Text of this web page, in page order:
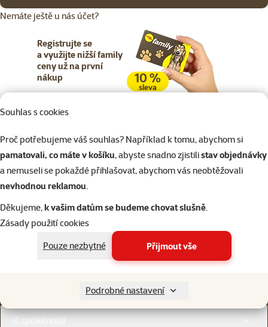
Souhlas s cookies
Proč potřebujeme váš souhlas? Například k tomu, abychom si
pamatovali, co máte v košíku, abyste snadno zjistilistav objednávky
a nemuseli se pokaždé přihlašovat, abychom vás neobtěžovali
nevhodnou reklamou.
Děkujeme,k vašim datům se budeme chovat slušně.
Zásady použití cookies
Pouze nezbytné
Přijmout vše
Podrobné nastavení
Nemáte ještě u nás účet?
Registrujte se
a využijte nižší family
ceny už na první
nákup
10 %
sleva
Napište nám
neboWhatsApp jsme vám blízko
O společnosti